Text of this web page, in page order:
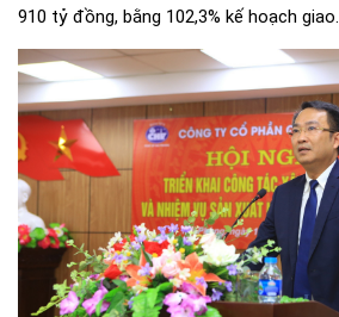
910 tỷ đồng, bằng 102,3% kế hoạch giao.